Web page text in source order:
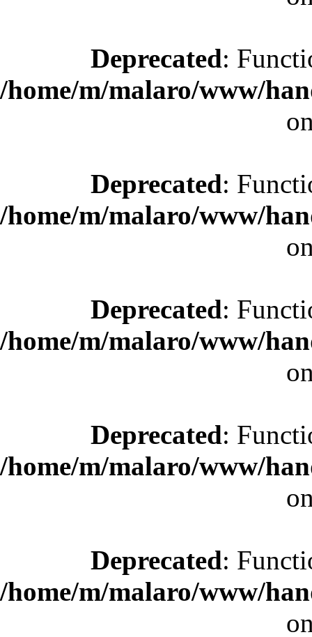
Deprecated:
/home/m/malaro/www/
Deprecated:
/home/m/malaro/www/
Deprecated:
/home/m/malaro/www/
Deprecated:
/home/m/malaro/www/
Deprecated:
/home/m/malaro/www/